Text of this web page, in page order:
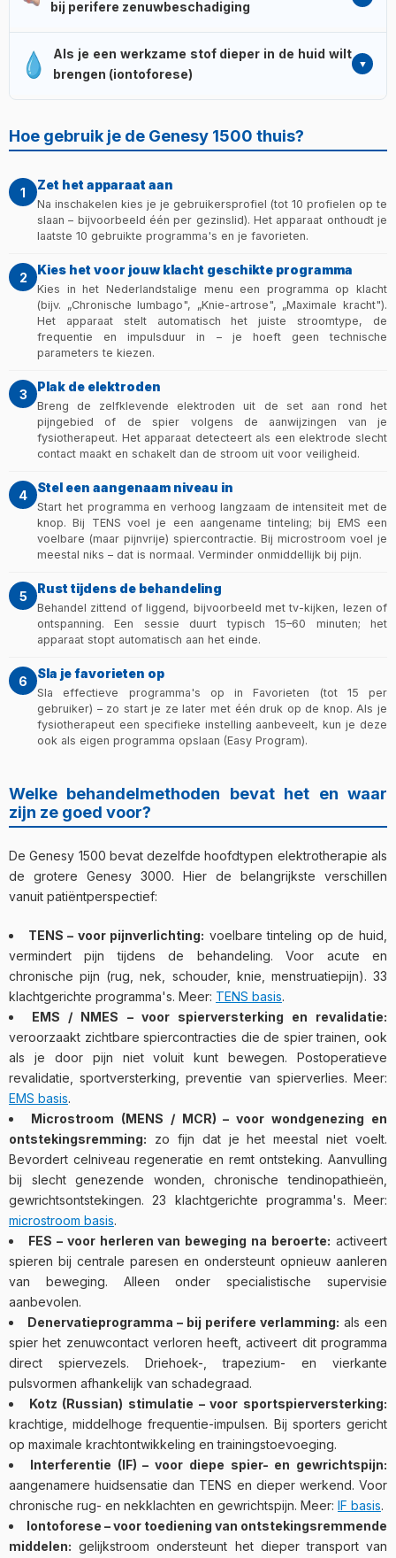
waardoor het ook geschikt is rond gevoelige, ontstoken
wondverzorgingsspecialist vóór start. Meer info:
onderbeenulcus behandeling
achillespeesontsteking, rotator cuff tendinitis, carpaal
tunnelsyndroom) zijn er speciale TENS- en
microstroomprogramma's. Microstroom ondersteunt
cellulaire regeneratie, TENS geeft pijnverlichting.
bij perifere zenuwbeschadiging
ondersteunen revalidatie na een beroerte (hemiplegie –
opnieuw leren bewegen van arm en been). Voor perifere
zenuwbeschadiging zijn er aparte
impulsen – afhankelijk van de ernst).Belangrijk:
diagnostiekmodule zoals de Genesy 3000 – als precieze
parameterbepaling nodig is, overweeg de grotere
uitvoering. Revalidatie na beroerte vereist overleg met
neuroloog en fysiotherapeut.
Als je een werkzame stof dieper in de huid wilt
brengen (iontoforese)
ontstekingsremmende, verdovende of azijnzuur-
houdende oplossing dieper in de huid brengen dan een
acromionontsteking. Iontoforese-sponsjes zijn apart
verkrijgbaar (niet inbegrepen).Belangrijk:de keuze van
het middel is een medische beslissing – overleg met je
arts of apotheker. Meer info:iontoforese basis.
Hoe gebruik je de Genesy 1500 thuis?
1 Zet het apparaat aan
Na inschakelen kies je je gebruikersprofiel (tot 10 profielen op te
slaan – bijvoorbeeld één per gezinslid). Het apparaat onthoudt je
laatste 10 gebruikte programma's en je favorieten.
2 Kies het voor jouw klacht geschikte programma
Kies in het Nederlandstalige menu een programma op klacht
(bijv. „Chronische lumbago", „Knie-artrose", „Maximale kracht").
Het apparaat stelt automatisch het juiste stroomtype, de
frequentie en impulsduur in – je hoeft geen technische
parameters te kiezen.
3 Plak de elektroden
Breng de zelfklevende elektroden uit de set aan rond het
pijngebied of de spier volgens de aanwijzingen van je
fysiotherapeut. Het apparaat detecteert als een elektrode slecht
contact maakt en schakelt dan de stroom uit voor veiligheid.
4 Stel een aangenaam niveau in
Start het programma en verhoog langzaam de intensiteit met de
knop. Bij TENS voel je een aangename tinteling; bij EMS een
voelbare (maar pijnvrije) spiercontractie. Bij microstroom voel je
meestal niks – dat is normaal. Verminder onmiddellijk bij pijn.
5 Rust tijdens de behandeling
Behandel zittend of liggend, bijvoorbeeld met tv-kijken, lezen of
ontspanning. Een sessie duurt typisch 15–60 minuten; het
apparaat stopt automatisch aan het einde.
6 Sla je favorieten op
Sla effectieve programma's op in Favorieten (tot 15 per
gebruiker) – zo start je ze later met één druk op de knop. Als je
fysiotherapeut een specifieke instelling aanbeveelt, kun je deze
ook als eigen programma opslaan (Easy Program).
Welke behandelmethoden bevat het en waar
zijn ze goed voor?
De Genesy 1500 bevat dezelfde hoofdtypen elektrotherapie als
de grotere Genesy 3000. Hier de belangrijkste verschillen
vanuit patiëntperspectief:
TENS – voor pijnverlichting: voelbare tinteling op de huid,
vermindert pijn tijdens de behandeling. Voor acute en
chronische pijn (rug, nek, schouder, knie, menstruatiepijn). 33
klachtgerichte programma's. Meer: TENS basis.
EMS / NMES – voor spierversterking en revalidatie:
veroorzaakt zichtbare spiercontracties die de spier trainen, ook
als je door pijn niet voluit kunt bewegen. Postoperatieve
revalidatie, sportversterking, preventie van spierverlies. Meer:
EMS basis.
Microstroom (MENS / MCR) – voor wondgenezing en
ontstekingsremming: zo fijn dat je het meestal niet voelt.
Bevordert celniveau regeneratie en remt ontsteking. Aanvulling
bij slecht genezende wonden, chronische tendinopathieën,
gewrichtsontstekingen. 23 klachtgerichte programma's. Meer:
microstroom basis.
FES – voor herleren van beweging na beroerte: activeert
spieren bij centrale paresen en ondersteunt opnieuw aanleren
van beweging. Alleen onder specialistische supervisie
aanbevolen.
Denervatieprogramma – bij perifere verlamming: als een
spier het zenuwcontact verloren heeft, activeert dit programma
direct spiervezels. Driehoek-, trapezium- en vierkante
pulsvormen afhankelijk van schadegraad.
Kotz (Russian) stimulatie – voor sportspierversterking:
krachtige, middelhoge frequentie-impulsen. Bij sporters gericht
op maximale krachtontwikkeling en trainingstoevoeging.
Interferentie (IF) – voor diepe spier- en gewrichtspijn:
aangenamere huidsensatie dan TENS en dieper werkend. Voor
chronische rug- en nekklachten en gewrichtspijn. Meer: IF basis.
Iontoforese – voor toediening van ontstekingsremmende
middelen: gelijkstroom ondersteunt het dieper transport van